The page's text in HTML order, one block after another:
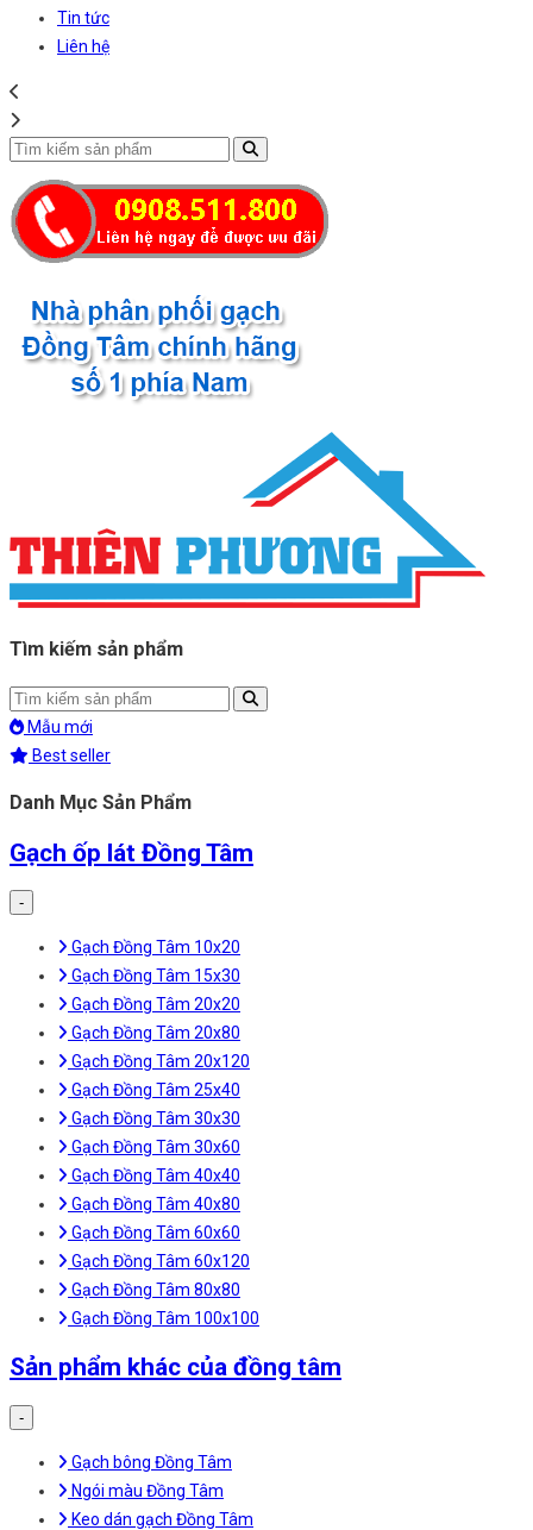
Tin tức
Liên hệ
Tìm kiếm sản phẩm
Mẫu mới
Best seller
Danh Mục Sản Phẩm
Gạch ốp lát Đồng Tâm
-
Gạch Đồng Tâm 10x20
Gạch Đồng Tâm 15x30
Gạch Đồng Tâm 20x20
Gạch Đồng Tâm 20x80
Gạch Đồng Tâm 20x120
Gạch Đồng Tâm 25x40
Gạch Đồng Tâm 30x30
Gạch Đồng Tâm 30x60
Gạch Đồng Tâm 40x40
Gạch Đồng Tâm 40x80
Gạch Đồng Tâm 60x60
Gạch Đồng Tâm 60x120
Gạch Đồng Tâm 80x80
Gạch Đồng Tâm 100x100
Sản phẩm khác của đồng tâm
-
Gạch bông Đồng Tâm
Ngói màu Đồng Tâm
Keo dán gạch Đồng Tâm